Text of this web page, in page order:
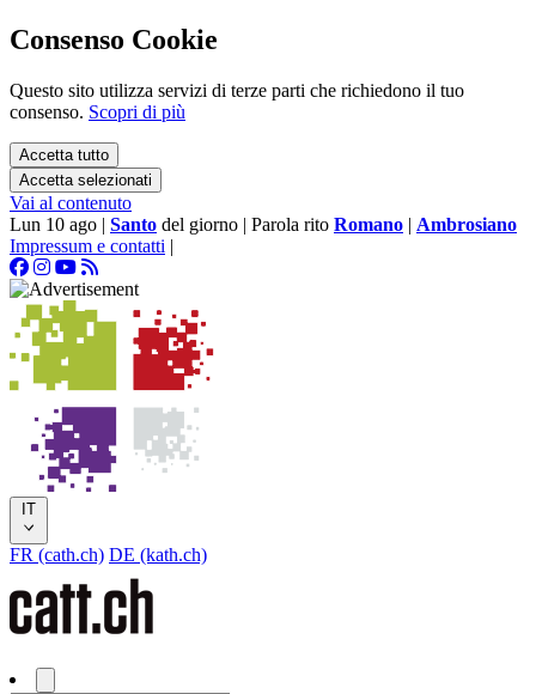
Consenso Cookie
Questo sito utilizza servizi di terze parti che richiedono il tuo
consenso. Scopri di più
Accetta tutto
Accetta selezionati
Vai al contenuto
Lun 10 ago | Santo del giorno | Parola rito Romano | Ambrosiano
Impressum e contatti |
IT
FR (cath.ch) DE (kath.ch)